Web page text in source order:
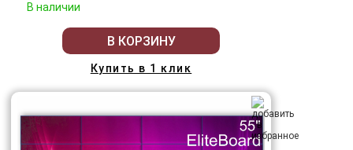
В наличии
В КОРЗИНУ
Купить в 1 клик